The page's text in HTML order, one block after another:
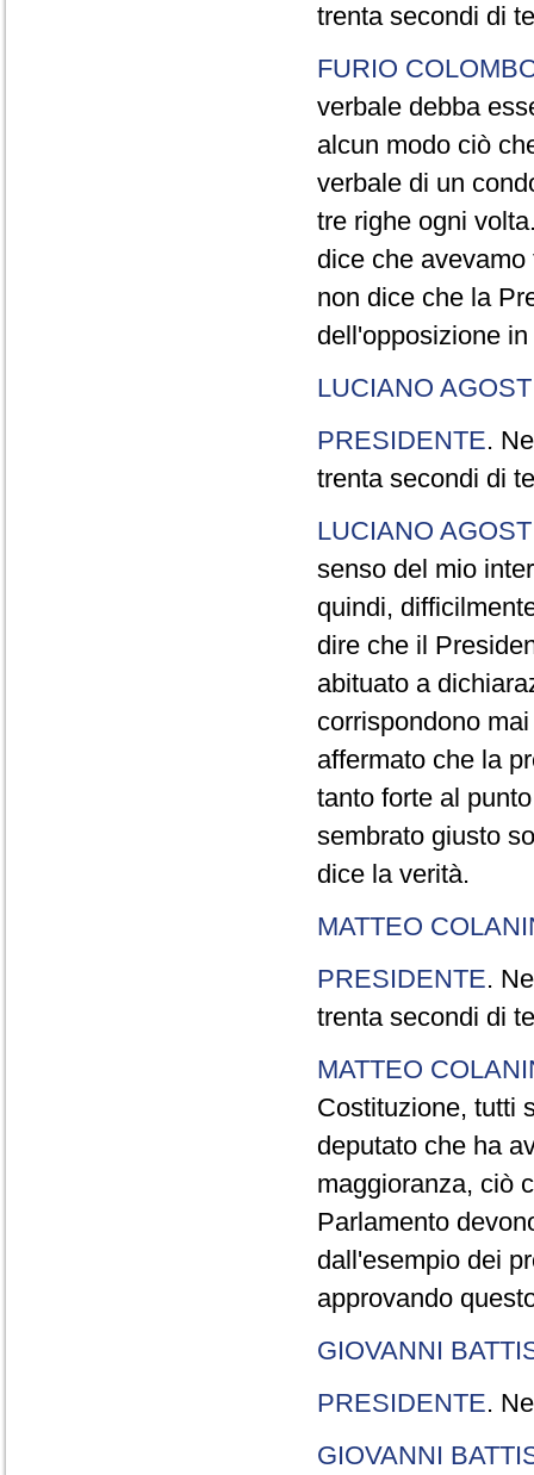
trenta secondi di
FURIO
verbale debba
alcun modo ciò
verbale di un
tre righe ogni
dice che
non dice che la
dell'opposizione
LUCIANO
PRESIDENTE.
trenta secondi di
LUCIANO
senso del mio
quindi,
dire che il
abituato a
corrispondono
affermato che la
tanto forte al
sembrato giusto
dice la verità.
MATTEO
PRESIDENTE.
trenta secondi di
MATTEO
Costituzione, tutti
deputato che ha
maggioranza, ciò
Parlamento
dall'esempio dei
approvando
GIOVANNI
PRESIDENTE.
GIOVANNI